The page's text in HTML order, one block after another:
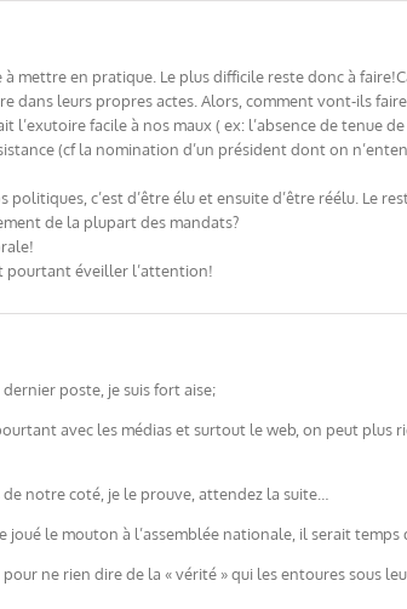
mettre en pratique. Le plus difficile reste donc à
dans leurs propres actes. Alors, comment vont-ils
l’exutoire facile à nos maux ( ex: l’absence de
(cf la nomination d’un président dont on
c’est d’être élu et ensuite d’être réélu. Le
de la plupart des mandats?
pourtant éveiller l’attention!
poste, je suis fort aise;
avec les médias et surtout le web, on peut plus
notre coté, je le prouve, attendez la suite…
joué le mouton à l’assemblée nationale, il serait
ne rien dire de la « vérité » qui les entoures sous